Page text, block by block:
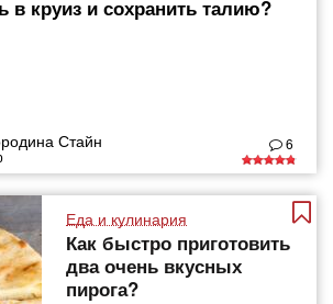
в круиз и сохранить талию?
Стайн 6
Еда и кулинария
Как быстро приготовить
два очень вкусных
пирога?